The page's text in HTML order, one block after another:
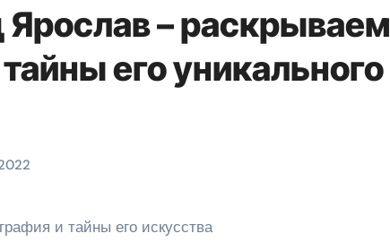
– раскрываем
его уникального